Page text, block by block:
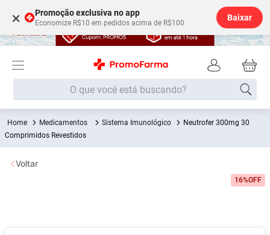
× Promoção exclusiva no app
Economize R$10 em pedidos acima de R$100
Baixar
O que você está buscando?
Medicamentos Sistema Imunológico
Neutrofer 300mg 30
Comprimidos Revestidos
16%OFF
Voltar
Termos mais buscados
1º Fralda
2
5º Fralda G